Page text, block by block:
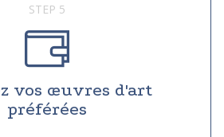
STEP 5
vos œuvres d'art
préférées